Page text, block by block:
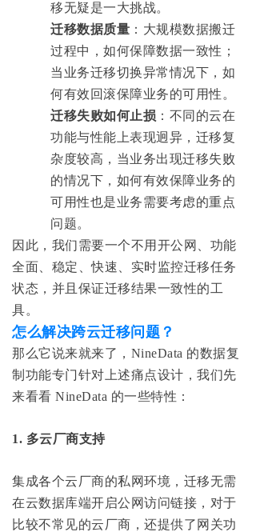
移无疑是一大挑战。
迁移数据质量 ：大规模数据搬迁
过程中，如何保障数据一致性；
当业务迁移切换异常情况下，如
何有效回滚保障业务的可用性。
迁移失败如何止损 ：不同的云在
功能与性能上表现迥异，迁移复
杂度较高，当业务出现迁移失败
的情况下，如何有效保障业务的
可用性也是业务需要考虑的重点
问题。
因此，我们需要一个不用开公网、功能
全面、稳定、快速、实时监控迁移任务
状态，并且保证迁移结果一致性的工
具。
怎么解决跨云迁移问题？
那么它说来就来了，NineData 的数据复
制功能专门针对上述痛点设计，我们先
来看看 NineData 的一些特性：
1. 多云厂商支持
集成各个云厂商的私网环境，迁移无需
在云数据库端开启公网访问链接，对于
比较不常见的云厂商，还提供了网关功